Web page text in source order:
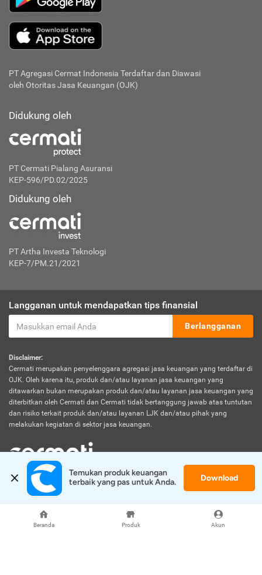
Beranda Produk Akun
PT Agregasi Cermat Indonesia Terdaftar dan Diawasi
oleh Otoritas Jasa Keuangan (OJK)
Didukung oleh
PT Cermati Pialang Asuransi
KEP-596/PD.02/2025
Didukung oleh
PT Artha Investa Teknologi
KEP-7/PM.21/2021
Langganan untuk mendapatkan tips finansial
Berlangganan
Disclaimer:
Cermati merupakan penyelenggara agregasi jasa keuangan yang terdaftar di
OJK. Oleh karena itu, produk dan/atau layanan jasa keuangan yang
ditawarkan bukan merupakan produk dan/atau layanan jasa keuangan yang
diterbitkan oleh Cermati dan Cermati tidak bertanggung jawab atas tuntutan
dan risiko terkait produk dan/atau layanan LJK dan/atau pihak yang
melakukan kegiatan di sektor jasa keuangan.
© 2026 Cermati. All Rights Reserved.
Temukan produk keuangan
terbaik yang pas untuk Anda.
Download